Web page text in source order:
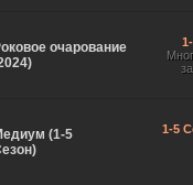
очарование
(1-5
1-5